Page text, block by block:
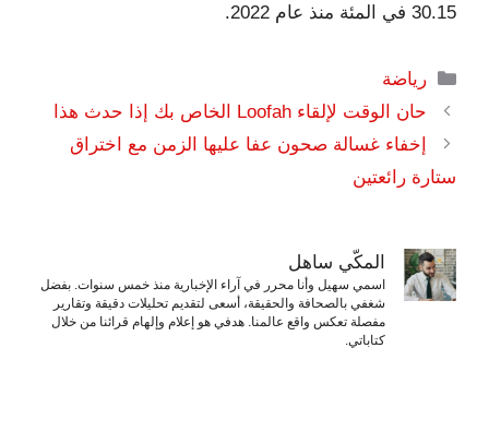
30.15 في المئة منذ عام 2022.
التصنيفات
رياضة
حان الوقت لإلقاء Loofah الخاص بك إذا حدث هذا
إخفاء غسالة صحون عفا عليها الزمن مع اختراق
ستارة رائعتين
المكّي ساهل
اسمي سهيل وأنا محرر في آراء الإخبارية منذ خمس سنوات. بفضل
شغفي بالصحافة والحقيقة، أسعى لتقديم تحليلات دقيقة وتقارير
مفصلة تعكس واقع عالمنا. هدفي هو إعلام وإلهام قرائنا من خلال
كتاباتي.